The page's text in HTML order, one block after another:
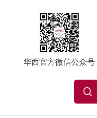
华西官方微信公众号